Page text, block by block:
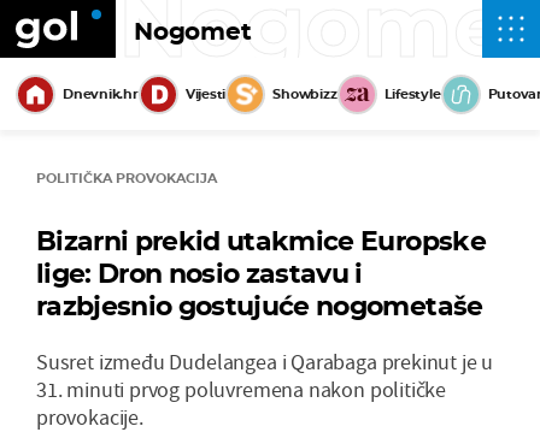
Nogomet
Dnevnik.hr Vijesti Showbizz Lifestyle
POLITIČKA PROVOKACIJA
Bizarni prekid utakmice Europske
lige: Dron nosio zastavu i
razbjesnio gostujuće nogometaše
Susret između Dudelangea i Qarabaga prekinut je u
31. minuti prvog poluvremena nakon političke
provokacije.